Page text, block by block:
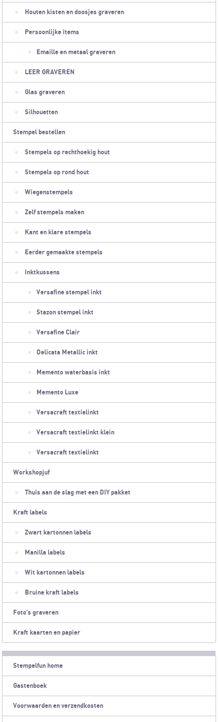
Houten kisten en doosjes graveren
Persoonlijke items
Emaille en metaal graveren
LEER GRAVEREN
Glas graveren
Silhouetten
Stempel bestellen
Stempels op rechthoekig hout
Stempels op rond hout
Wiegenstempels
Zelf stempels maken
Kant en klare stempels
Eerder gemaakte stempels
Inktkussens
Versafine stempel inkt
Stazon stempel inkt
Versafine Clair
Delicata Metallic inkt
Memento waterbasis inkt
Memento Luxe
Versacraft textielinkt
Versacraft textielinkt klein
Versacraft textielinkt
Workshopjuf
Thuis aan de slag met een DIY pakket
Kraft labels
Zwart kartonnen labels
Manilla labels
Wit kartonnen labels
Bruine kraft labels
Foto's graveren
Kraft kaarten en papier
Stempelfun home
Gastenboek
Voorwaarden en verzendkosten